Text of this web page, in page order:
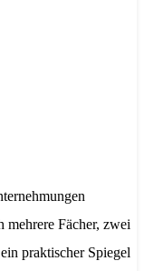
mehrere Fächer, zwei
praktischer Spiegel